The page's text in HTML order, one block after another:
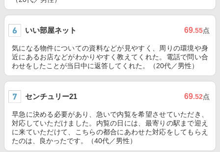
いい部屋ネット 69.55点
気になる物件についての資料などが見やすく、周りの環境や身
近にあるお店などがわかりやすく教えてくれた。電話で問い合
わせをしたことが当日中に返答してくれた。（20代／男性）
センチュリー21 69.52点
早急に決める必要があり、急いで内覧を希望させていただき、
対応していただけました。内覧の日には、最寄りの駅まで迎え
に来ていただけて、こちらの都合にあわせた対応をしてもらえ
たのは、良かったです。（40代／男性）